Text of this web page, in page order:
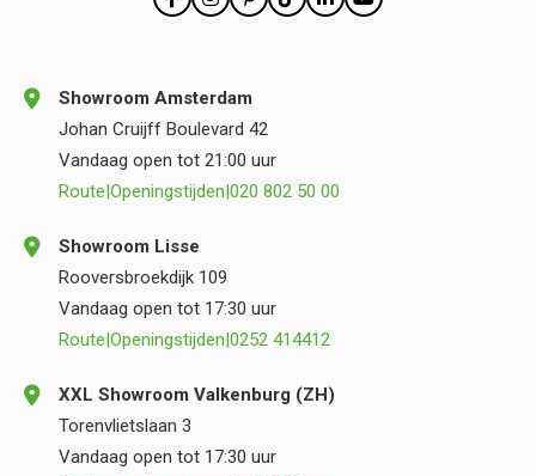
Showroom Amsterdam
Johan Cruijff Boulevard 42
Vandaag open tot 21:00 uur
Route|Openingstijden|020 802 50 00
Showroom Lisse
Rooversbroekdijk 109
Vandaag open tot 17:30 uur
Route|Openingstijden|0252 414412
XXL Showroom Valkenburg (ZH)
Torenvlietslaan 3
Vandaag open tot 17:30 uur